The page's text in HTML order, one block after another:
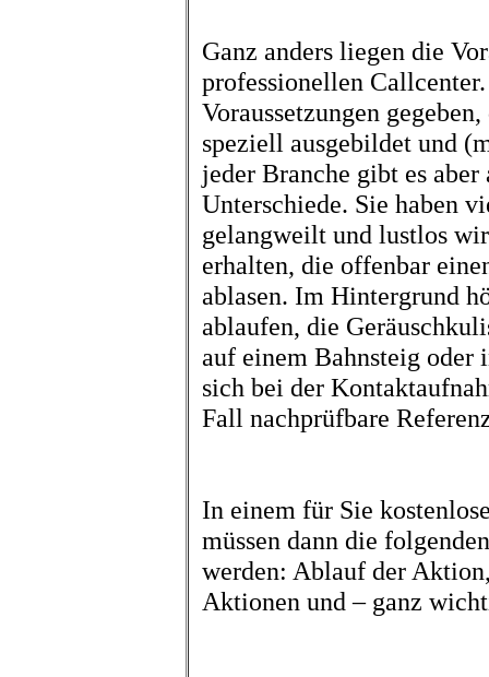
Ganz anders liegen die
professionellen
Voraussetzungen
speziell ausgebildet und
jeder Branche gibt es
Unterschiede. Sie haben
gelangweilt und lustlos
erhalten, die offenbar
ablasen. Im Hintergrund
ablaufen, die
auf einem Bahnsteig oder
sich bei der
Fall nachprüfbare
In einem für Sie
müssen dann die
werden: Ablauf der
Aktionen und – ganz